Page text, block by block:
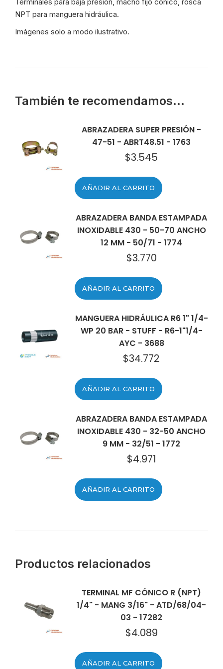
24-
20
-
NPT para manguera hidráulica.
Imágenes solo a modo ilustrativo.
También te recomendamos…
ABRAZADERA SUPER PRESIÓN -
47-51 - ABRT48.51 - 1763
$3.545
AÑADIR AL CARRITO
ABRAZADERA BANDA ESTAMPADA
INOXIDABLE 430 - 50-70 ANCHO
12 MM - 50/71 - 1774
$3.770
AÑADIR AL CARRITO
MANGUERA HIDRÁULICA R6 1" 1/4-
WP 20 BAR - STUFF - R6-1"1/4-
AYC - 3688
$34.772
AÑADIR AL CARRITO
ABRAZADERA BANDA ESTAMPADA
INOXIDABLE 430 - 32-50 ANCHO
9 MM - 32/51 - 1772
$4.971
AÑADIR AL CARRITO
Productos relacionados
TERMINAL MF CÓNICO R (NPT)
1/4" - MANG 3/16" - ATD/68/04-
03 - 17282
$4.089
AÑADIR AL CARRITO